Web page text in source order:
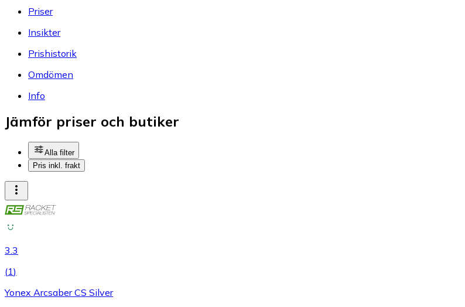
Priser
Insikter
Prishistorik
Omdömen
Info
Jämför priser och butiker
Alla filter
Pris inkl. frakt
3.3
(1)
Yonex Arcsaber CS Silver